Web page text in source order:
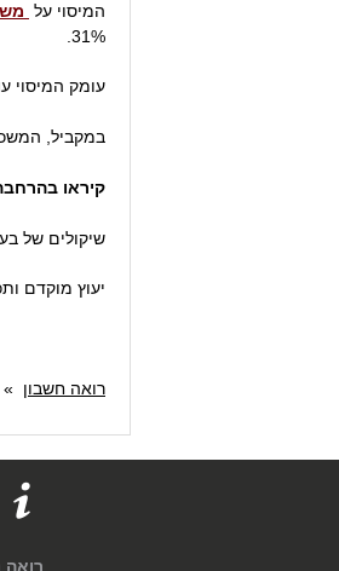
המיסוי על
31%.
עומק המיסוי עולה
במקביל,
קיראו
שיקולים של
יעוץ מוקדם
רואה חשבון »
רואה